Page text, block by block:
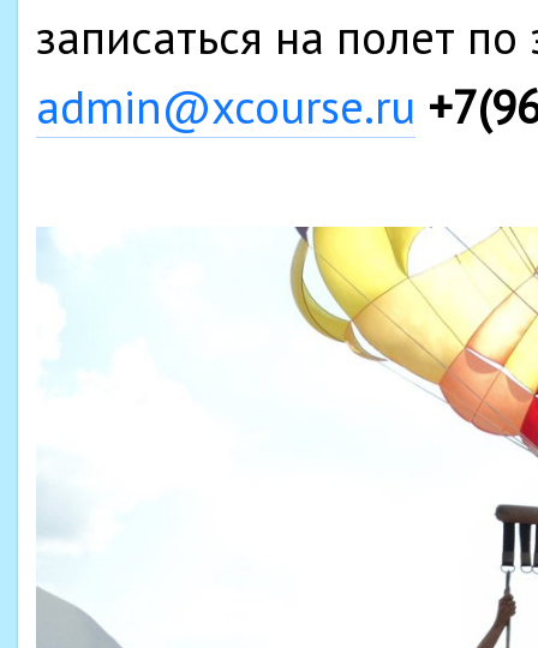
записаться на полет
admin@xcourse.ru